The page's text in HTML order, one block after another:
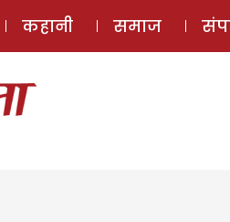
कहानी समाज